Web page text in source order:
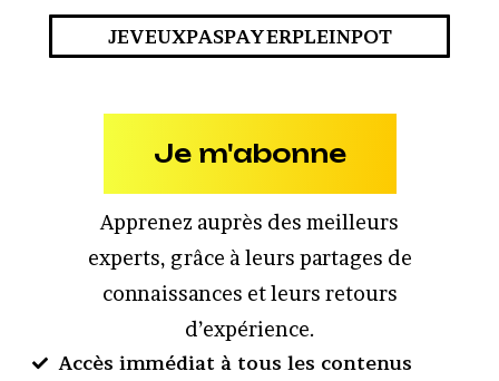
JEVEUXPASPAYERPLEINPOT
Je m'abonne
Apprenez auprès des meilleurs
experts, grâce à leurs partages de
connaissances et leurs retours
d’expérience.
Accès immédiat à tous les contenus